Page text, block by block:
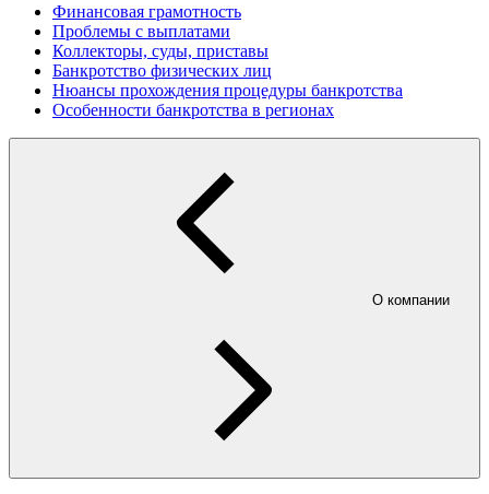
Финансовая грамотность
Проблемы с выплатами
Коллекторы, суды, приставы
Банкротство физических лиц
Нюансы прохождения процедуры банкротства
Особенности банкротства в регионах
О компании